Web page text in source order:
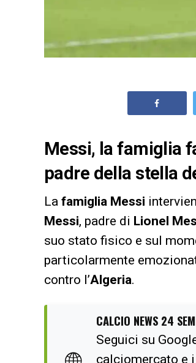
Messi, la famiglia
padre della stella
La famiglia Messi
Messi, padre di Lionel
suo stato fisico e sul
particolarmente
contro l’Algeria.
CALCIO NEWS 24
Seguici su
calciomercato e